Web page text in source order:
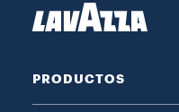
PRODUCTOS